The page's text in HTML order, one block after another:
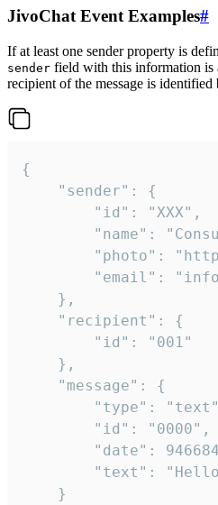
JivoChat Event Examples#
If at least one sender property is
sender field with this information is
recipient of the message is identified
{